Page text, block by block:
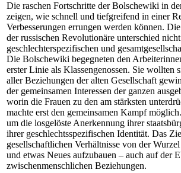
Die raschen Fortschritte der Bolschewiki in
zeigen, wie schnell und tiefgreifend in einer
Verbesserungen errungen werden können.
der russischen Revolutionäre unterschied
geschlechterspezifischen und
Die Bolschewiki begegneten den
erster Linie als Klassengenossen. Sie wollten
aller Beziehungen der alten Gesellschaft
der gemeinsamen Interessen der ganzen
worin die Frauen zu den am stärksten
machte erst den gemeinsamen Kampf
um die losgelöste Anerkennung ihrer
ihrer geschlechtsspezifischen Identität. Das
gesellschaftlichen Verhältnisse von der
und etwas Neues aufzubauen – auch auf der
zwischenmenschlichen Beziehungen.